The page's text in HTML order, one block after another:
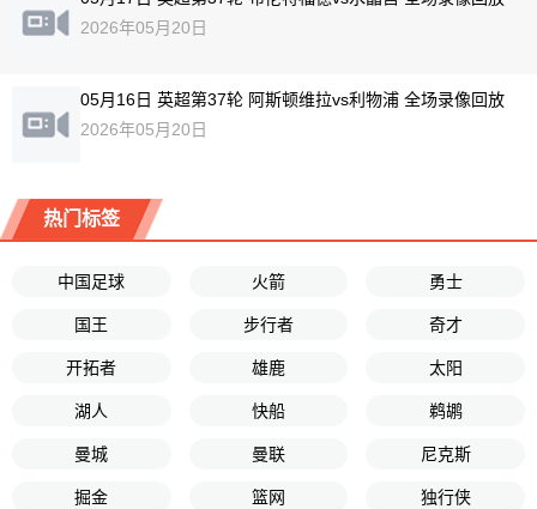
2026年05月20日
05月16日 英超第37轮 阿斯顿维拉vs利物浦 全场录像回放
2026年05月20日
热门标签
中国足球 火箭 勇士
国王 步行者 奇才
开拓者 雄鹿 太阳
湖人 快船 鹈鹕
曼城 曼联 尼克斯
掘金 篮网 独行侠